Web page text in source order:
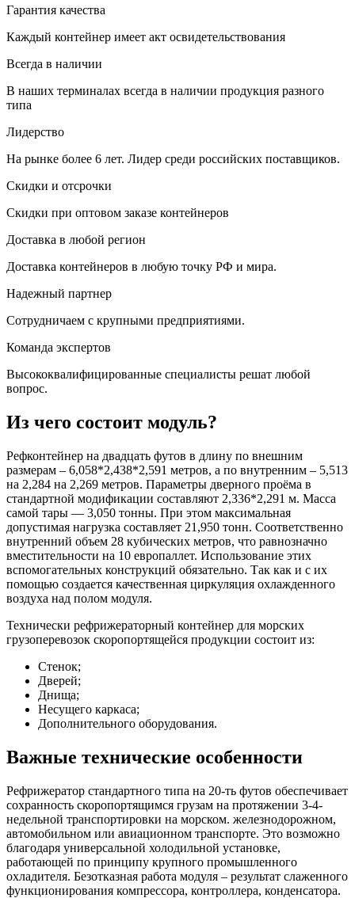
Гарантия качества
Каждый контейнер имеет акт освидетельствования
Всегда в наличии
В наших терминалах всегда в наличии продукция разного
типа
Лидерство
На рынке более 6 лет. Лидер среди российских поставщиков.
Скидки и отсрочки
Скидки при оптовом заказе контейнеров
Доставка в любой регион
Доставка контейнеров в любую точку РФ и мира.
Надежный партнер
Сотрудничаем с крупными предприятиями.
Команда экспертов
Высококвалифицированные специалисты решат любой
вопрос.
Из чего состоит модуль?
Рефконтейнер на двадцать футов в длину по внешним
размерам – 6,058*2,438*2,591 метров, а по внутренним – 5,513
на 2,284 на 2,269 метров. Параметры дверного проёма в
стандартной модификации составляют 2,336*2,291 м. Масса
самой тары — 3,050 тонны. При этом максимальная
допустимая нагрузка составляет 21,950 тонн. Соответственно
внутренний объем 28 кубических метров, что равнозначно
вместительности на 10 европаллет. Использование этих
вспомогательных конструкций обязательно. Так как и с их
помощью создается качественная циркуляция охлажденного
воздуха над полом модуля.
Технически рефрижераторный контейнер для морских
грузоперевозок скоропортящейся продукции состоит из:
Стенок;
Дверей;
Днища;
Несущего каркаса;
Дополнительного оборудования.
Важные технические особенности
Рефрижератор стандартного типа на 20-ть футов обеспечивает
сохранность скоропортящимся грузам на протяжении 3-4-
недельной транспортировки на морском. железнодорожном,
автомобильном или авиационном транспорте. Это возможно
благодаря универсальной холодильной установке,
работающей по принципу крупного промышленного
охладителя. Безотказная работа модуля – результат слаженного
функционирования компрессора, контроллера, конденсатора.